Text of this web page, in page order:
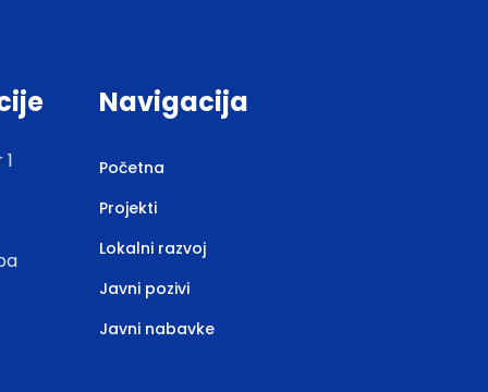
Navigacija
Početna
Projekti
Lokalni razvoj
Javni pozivi
Javni nabavke